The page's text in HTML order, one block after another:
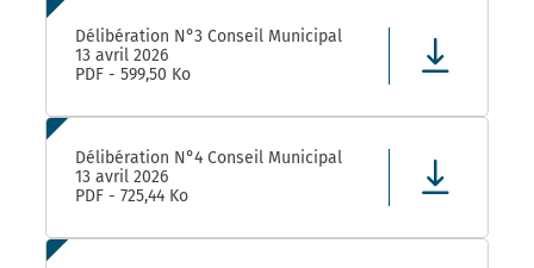
Délibération N°3 Conseil Municipal
13 avril 2026
PDF - 599,50 Ko
Délibération N°4 Conseil Municipal
13 avril 2026
PDF - 725,44 Ko